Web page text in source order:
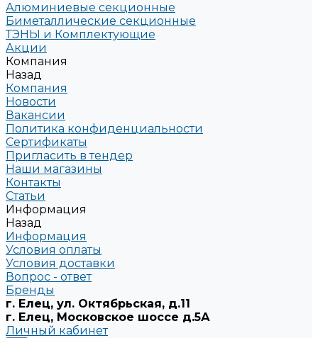
Алюминиевые секционные
Биметаллические секционные
ТЭНЫ и Комплектующие
Акции
Компания
Назад
Компания
Новости
Вакансии
Политика конфиденциальности
Сертификаты
Пригласить в тендер
Наши магазины
Контакты
Статьи
Информация
Назад
Информация
Условия оплаты
Условия доставки
Вопрос - ответ
Бренды
г. Елец, ул. Октябрьская, д.11
г. Елец, Московское шоссе д.5А
Личный кабинет